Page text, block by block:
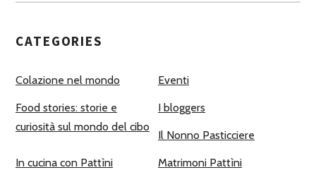
CATEGORIES
Colazione nel mondo Eventi
Food stories: storie e
curiosità sul mondo del cibo
I bloggers
Il Nonno Pasticciere
In cucina con Pattìni Matrimoni Pattìni